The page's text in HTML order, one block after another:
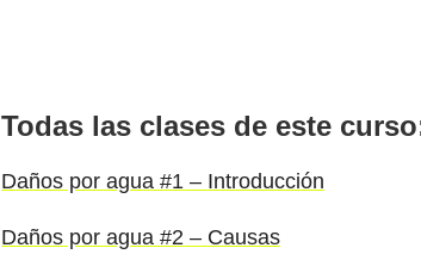
Todas las clases de este
Daños por agua #1 – Introducción
Daños por agua #2 – Causas